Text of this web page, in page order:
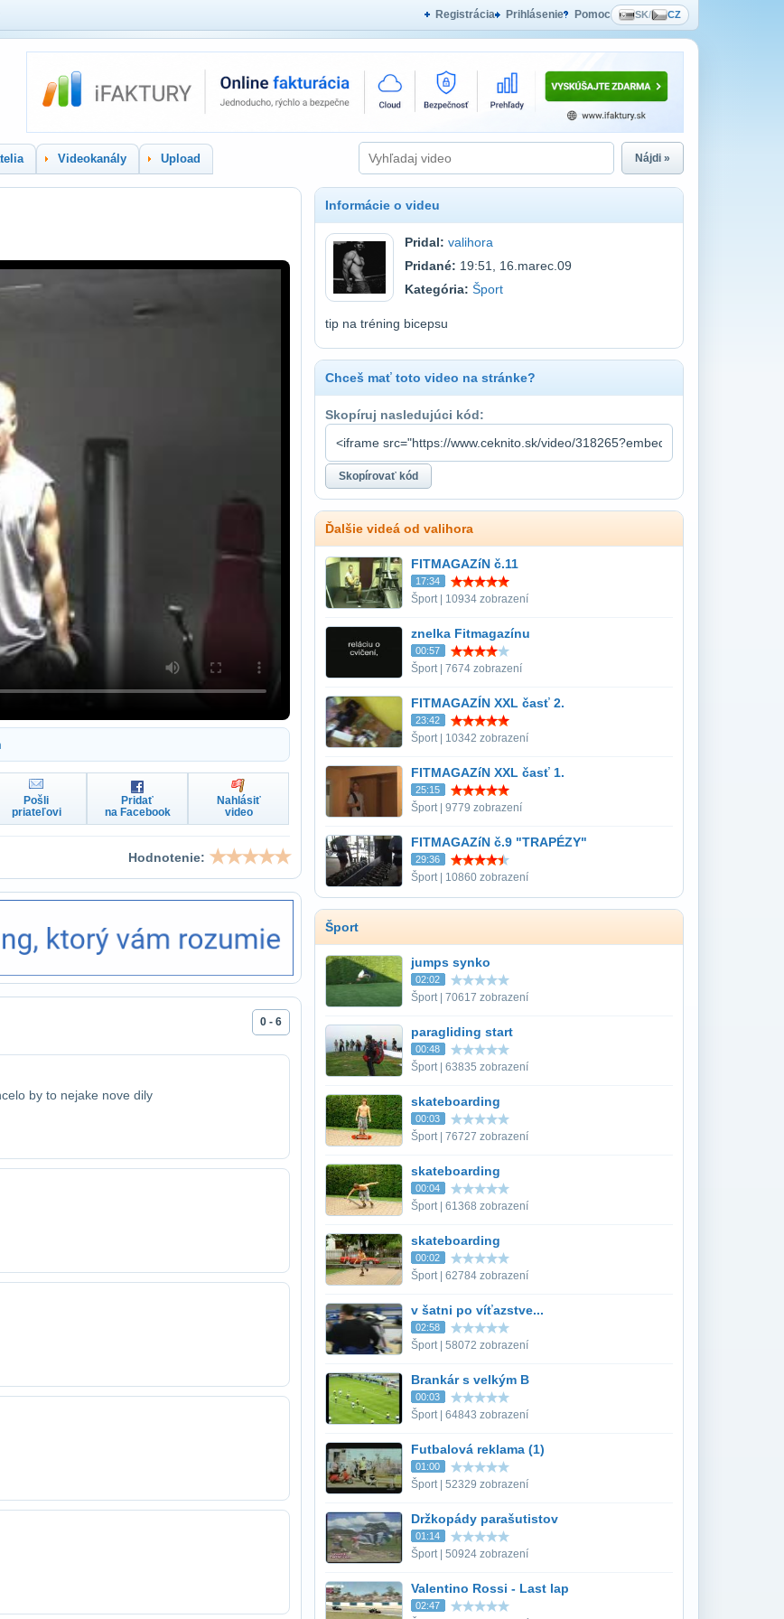
Registrácia Prihlásenie Pomoc SK/ CZ
Videokanály Upload Nájdi »
Pošli
priateľovi
Pridať
na Facebook
Nahlásiť
video
Hodnotenie:
0 - 6
by to nejake nove dily
Informácie o videu
Pridal: valihora
Pridané: 19:51, 16.marec.09
Kategória: Šport
tip na tréning bicepsu
Chceš mať toto video na stránke?
Skopíruj nasledujúci kód:
Ďalšie videá od valihora
FITMAGAZíN č.11
17:34
Šport | 10934 zobrazení
znelka Fitmagazínu
00:57
Šport | 7674 zobrazení
FITMAGAZÍN XXL časť 2.
23:42
Šport | 10342 zobrazení
FITMAGAZíN XXL časť 1.
25:15
Šport | 9779 zobrazení
FITMAGAZíN č.9 "TRAPÉZY"
29:36
Šport | 10860 zobrazení
Šport
jumps synko
02:02
Šport | 70617 zobrazení
paragliding start
00:48
Šport | 63835 zobrazení
skateboarding
00:03
Šport | 76727 zobrazení
skateboarding
00:04
Šport | 61368 zobrazení
skateboarding
00:02
Šport | 62784 zobrazení
v šatni po víťazstve...
02:58
Šport | 58072 zobrazení
Brankár s velkým B
00:03
Šport | 64843 zobrazení
Futbalová reklama (1)
01:00
Šport | 52329 zobrazení
Držkopády parašutistov
01:14
Šport | 50924 zobrazení
Valentino Rossi - Last lap
02:47